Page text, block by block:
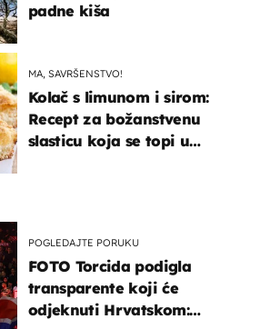
POGLEDAJTE PORUKU
FOTO Torcida podigla
transparente koji će
odjeknuti Hrvatskom:
padne kiša
MA, SAVRŠENSTVO!
Kolač s limunom i sirom:
Recept za božanstvenu
slasticu koja se topi u